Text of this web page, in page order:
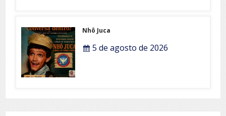
Nhô Juca
5 de agosto de 2026